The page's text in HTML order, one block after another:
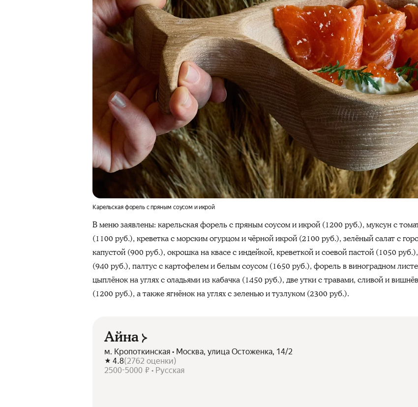
Карельская форель с пряным соусом и икрой
В меню заявлены: карельская форель с пряным соусом и икрой (1200 руб.), муксун с
(1100 руб.), креветка с морским огурцом и чёрной икрой (2100 руб.), зелёный салат с
капустой (900 руб.), окрошка на квасе с индейкой, креветкой и соевой пастой (1050
(940 руб.), палтус с картофелем и белым соусом (1650 руб.), форель в виноградном
цыплёнок на углях с оладьями из кабачка (1450 руб.), две утки с травами, сливой и
(1200 руб.), а также ягнёнок на углях с зеленью и тузлуком (2300 руб.).
Айна
м. Кропоткинская • Москва, улица Остоженка, 14/2
4.8(2762 оценки)
2500-5000 ₽ • Русская